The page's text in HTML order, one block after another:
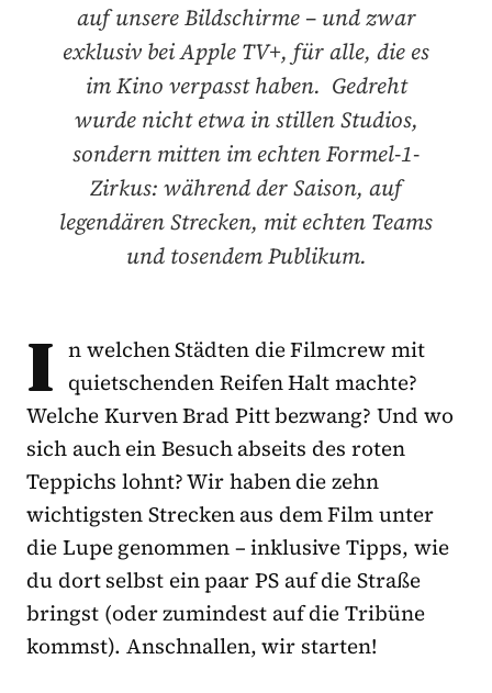
auf unsere Bildschirme – und zwar
exklusiv bei Apple TV+, für alle, die es
im Kino verpasst haben. Gedreht
wurde nicht etwa in stillen Studios,
sondern mitten im echten Formel-1-
Zirkus: während der Saison, auf
legendären Strecken, mit echten Teams
und tosendem Publikum.
I n welchen Städten die Filmcrew mit
quietschenden Reifen Halt machte?
Welche Kurven Brad Pitt bezwang? Und wo
sich auch ein Besuch abseits des roten
Teppichs lohnt? Wir haben die zehn
wichtigsten Strecken aus dem Film unter
die Lupe genommen – inklusive Tipps, wie
du dort selbst ein paar PS auf die Straße
bringst (oder zumindest auf die Tribüne
kommst). Anschnallen, wir starten!